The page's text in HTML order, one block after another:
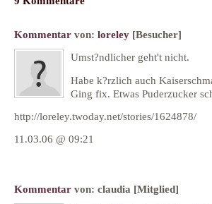
Kommentar von: loreley [Besucher]
Umst?ndlicher geht't nicht.
Habe k?rzlich auch
Ging fix. Etwas Puderzucker
http://loreley.twoday.net/stories/1624878/
11.03.06 @ 09:21
Kommentar von: claudia [Mitglied]